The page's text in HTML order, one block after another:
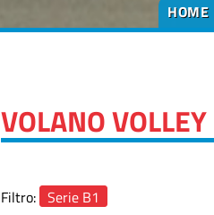
HOME
VOLANO VOLLEY
Filtro: Serie B1